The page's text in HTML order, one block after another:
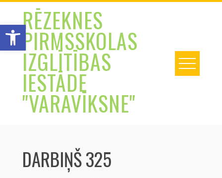
Open toolbar
Skip
contentRĒZEKNES
PIRMSSKOLAS
IZGLĪTĪBAS
IESTĀDE
"VARAVĪKSNE"
DARBIŅŠ 325